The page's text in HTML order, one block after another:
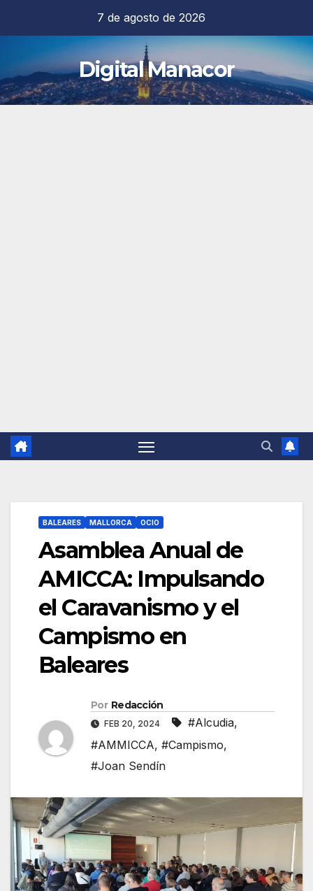
contenido
7 de agosto de 2026
Digital Manacor
BALEARES MALLORCA OCIO
Asamblea Anual de
AMICCA: Impulsando
el Caravanismo y el
Campismo en
Baleares
Por Redacción
FEB 20, 2024 #Alcudia,
#AMMICCA, #Campismo,
#Joan Sendín